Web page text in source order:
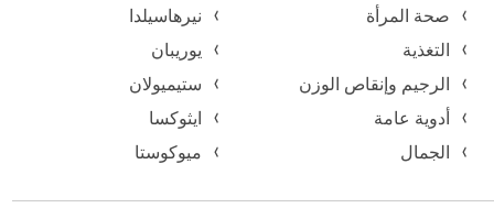
صحة المرأة
التغذية
الرجيم وإنقاص الوزن
أدوية عامة
الجمال
نيرهاسيلدا
يوريبان
ستيميولان
ايثوكسا
ميوكوستا